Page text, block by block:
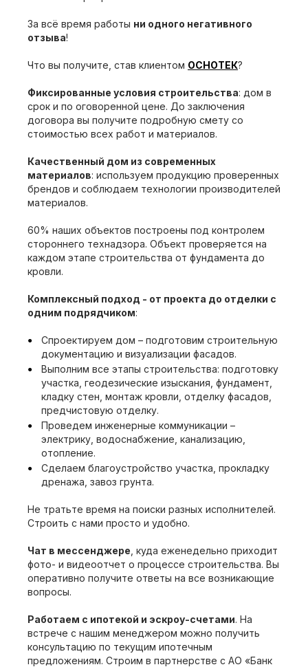
За всё время работы ни одного негативного
отзыва!
Что вы получите, став клиентом ОСНОТЕК?
Фиксированные условия строительства: дом в
срок и по оговоренной цене. До заключения
договора вы получите подробную смету со
стоимостью всех работ и материалов.
Качественный дом из современных
материалов: используем продукцию проверенных
брендов и соблюдаем технологии производителей
материалов.
60% наших объектов построены под контролем
стороннего технадзора. Объект проверяется на
каждом этапе строительства от фундамента до
кровли.
Комплексный подход - от проекта до отделки с
одним подрядчиком:
Спроектируем дом – подготовим строительную
документацию и визуализации фасадов.
Выполним все этапы строительства: подготовку
участка, геодезические изыскания, фундамент,
кладку стен, монтаж кровли, отделку фасадов,
предчистовую отделку.
Проведем инженерные коммуникации –
электрику, водоснабжение, канализацию,
отопление.
Сделаем благоустройство участка, прокладку
дренажа, завоз грунта.
Не тратьте время на поиски разных исполнителей.
Строить с нами просто и удобно.
Чат в мессенджере , куда еженедельно приходит
фото- и видеоотчет о процессе строительства. Вы
оперативно получите ответы на все возникающие
вопросы.
Работаем с ипотекой и эскроу-счетами. На
встрече с нашим менеджером можно получить
консультацию по текущим ипотечным
предложениям. Строим в партнерстве с АО «Банк